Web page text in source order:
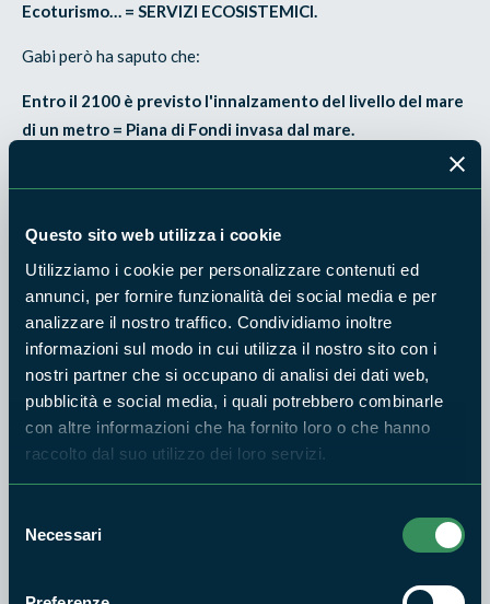
Questo sito web utilizza i cookie
Utilizziamo i cookie per personalizzare contenuti ed
annunci, per fornire funzionalità dei social media e per
analizzare il nostro traffico. Condividiamo inoltre
informazioni sul modo in cui utilizza il nostro sito con i
nostri partner che si occupano di analisi dei dati web,
pubblicità e social media, i quali potrebbero combinarle
con altre informazioni che ha fornito loro o che hanno
raccolto dal suo utilizzo dei loro servizi.
delNecessari
Ecoturismo… = SERVIZI ECOSISTEMICI.
Gabi però ha saputo che:
Entro il 2100 è previsto l'innalzamento del livello del mare
di un metro = Piana di Fondi invasa dal mare.
Lei risponde:
Ecco metto questo cartello e vengo!
Sul cartello c'è scritto:
LAGO DI FONDI - SERVIZI ECOSISTEMICI IN SCADENZA!!